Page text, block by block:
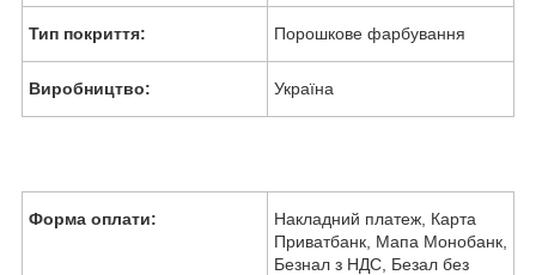
Тип покриття: Порошкове фарбування
Виробництво: Україна
Форма оплати:
Накладний платеж, Карта
Приватбанк, Мапа Монобанк,
Безнал з НДС, Безал без